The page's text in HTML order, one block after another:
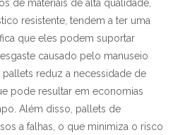
de materiais de alta qualidade,
resistente, tendem a ter uma
que eles podem suportar
causado pelo manuseio
reduz a necessidade de
pode resultar em economias
Além disso, pallets de
a falhas, o que minimiza o risco